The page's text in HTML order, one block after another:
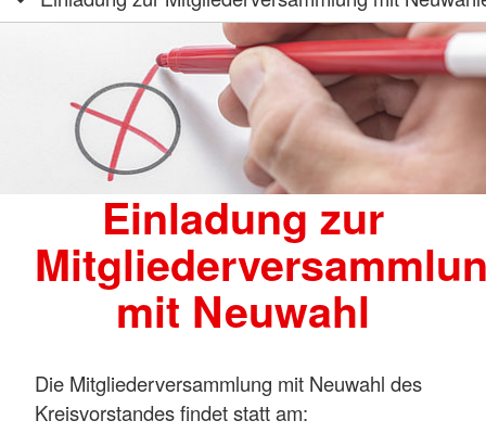
Einladung zur
mit Neuwahl
Die Mitgliederversammlung mit Neuwahl des
Kreisvorstandes findet statt am: